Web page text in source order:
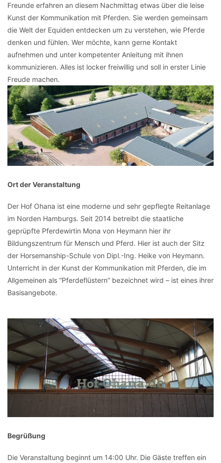
Freunde erfahren an diesem Nachmittag etwas über die leise
Kunst der Kommunikation mit Pferden. Sie werden gemeinsam
die Welt der Equiden entdecken um zu verstehen, wie Pferde
denken und fühlen. Wer möchte, kann gerne Kontakt
aufnehmen und unter kompetenter Anleitung mit ihnen
kommunizieren. Alles ist locker freiwillig und soll in erster Linie
Freude machen.
Ort der Veranstaltung
Der Hof Ohana ist eine moderne und sehr gepflegte Reitanlage
im Norden Hamburgs. Seit 2014 betreibt die staatliche
geprüpfte Pferdewirtin Mona von Heymann hier ihr
Bildungszentrum für Mensch und Pferd. Hier ist auch der Sitz
der Horsemanship-Schule von Dipl.-Ing. Heike von Heymann.
Unterricht in der Kunst der Kommunikation mit Pferden, die im
Allgemeinen als “Pferdeflüstern” bezeichnet wird – ist eines ihrer
Basisangebote.
Begrüßung
Die Veranstaltung beginnt um 14:00 Uhr. Die Gäste treffen ein